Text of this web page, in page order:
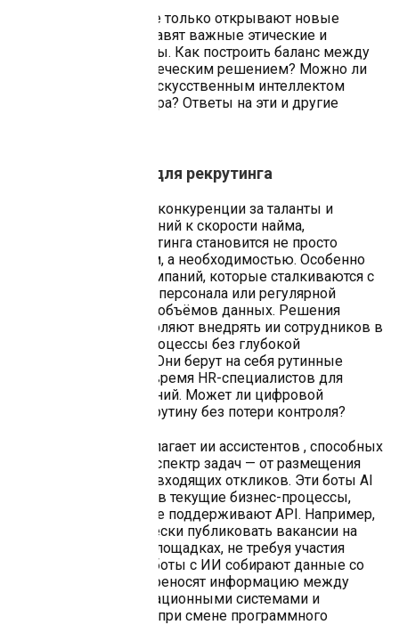
Однако технологии не только открывают новые
возможности, но и ставят важные этические и
практические вопросы. Как построить баланс между
алгоритмами и человеческим решением? Можно ли
доверить чат боту с искусственным интеллектом
финальный этап отбора? Ответы на эти и другие
Как работает бот для рекрутинга
В условиях растущей конкуренции за таланты и
ужесточения требований к скорости найма,
автоматизация рекрутинга становится не просто
выгодным решением, а необходимостью. Особенно
это актуально для компаний, которые сталкиваются с
массовым подбором персонала или регулярной
обработкой больших объёмов данных. Решения
Sherpa Robotics позволяют внедрять ии сотрудников в
уже сложившиеся процессы без глубокой
перестройки систем. Они берут на себя рутинные
задачи, освобождая время HR-специалистов для
стратегических решений. Может ли цифровой
сотрудник заменить рутину без потери контроля?
Sherpa Robotics предлагает ии ассистентов , способных
выполнять широкий спектр задач — от размещения
вакансий до анализа входящих откликов. Эти боты AI
легко интегрируются в текущие бизнес-процессы,
даже если системы не поддерживают API. Например,
они могут автоматически публиковать вакансии на
десяти популярных площадках, не требуя участия
человека. Также чат боты с ИИ собирают данные со
сторонних сайтов, переносят информацию между
различными информационными системами и
помогают вести учёт при смене программного